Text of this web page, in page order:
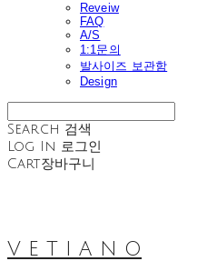
Reveiw
FAQ
A/S
1:1문의
발사이즈 보관함
Design
Search 검색
Log In 로그인
Cart장바구니
V E T I A N O